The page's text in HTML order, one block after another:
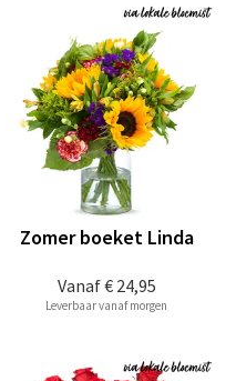
Vanaf€ 24,95
Zomer boeket Linda
Leverbaar vanaf morgen